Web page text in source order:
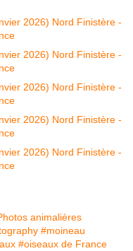
animalières
#moineau
#oiseaux de France